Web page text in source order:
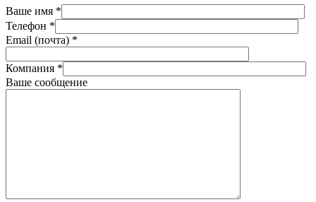
Ваше имя *
Телефон *
Email (почта) *
Компания *
Ваше сообщение